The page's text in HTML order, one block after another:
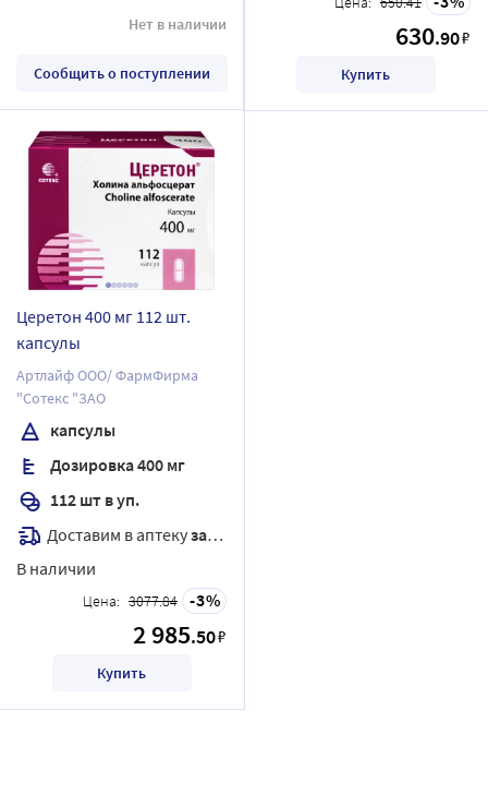
Нет в наличии
Сообщить о поступлении
630.90₽
Купить
Церетон 400 мг 112 шт.
капсулы
Артлайф ООО/ ФармФирма
"Сотекс "ЗАО
капсулы
Дозировка 400 мг
112 шт в уп.
Доставим в аптекузавтра
В наличии
Цена: 3077.84 3
2 985.50₽
Купить